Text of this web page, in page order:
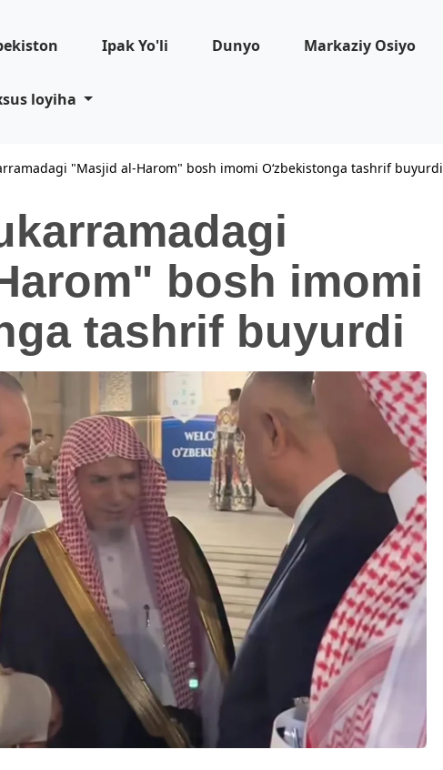
Ipak Yo'li Dunyo Markaziy Osiyo
loyiha
"Masjid al-Harom" bosh imomi O‘zbekistonga tashrif buyurdi
bosh imomi
tashrif buyurdi